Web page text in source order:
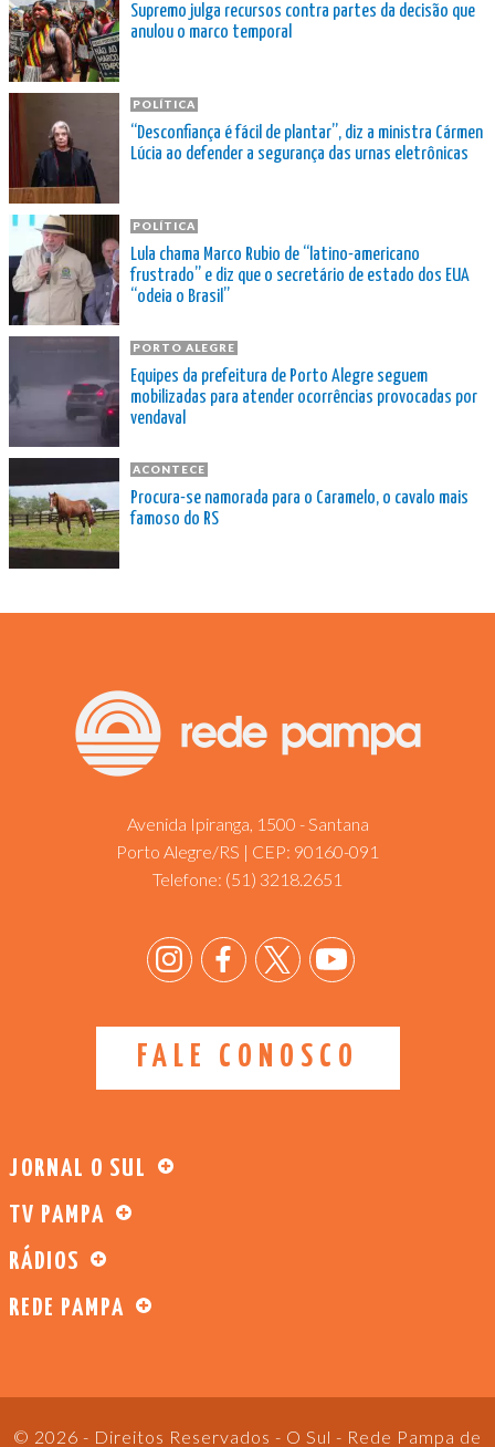
Supremo julga recursos contra partes da decisão que
anulou o marco temporal
POLÍTICA
“Desconfiança é fácil de plantar”, diz a ministra Cármen
Lúcia ao defender a segurança das urnas eletrônicas
POLÍTICA
Lula chama Marco Rubio de “latino-americano
frustrado” e diz que o secretário de estado dos EUA
“odeia o Brasil”
PORTO ALEGRE
Equipes da prefeitura de Porto Alegre seguem
mobilizadas para atender ocorrências provocadas por
vendaval
ACONTECE
Procura-se namorada para o Caramelo, o cavalo mais
famoso do RS
Avenida Ipiranga, 1500 - Santana
Porto Alegre/RS | CEP: 90160-091
Telefone: (51) 3218.2651
FALE CONOSCO
JORNAL O SUL
TV PAMPA
RÁDIOS
REDE PAMPA
© 2026 - Direitos Reservados - O Sul - Rede Pampa de